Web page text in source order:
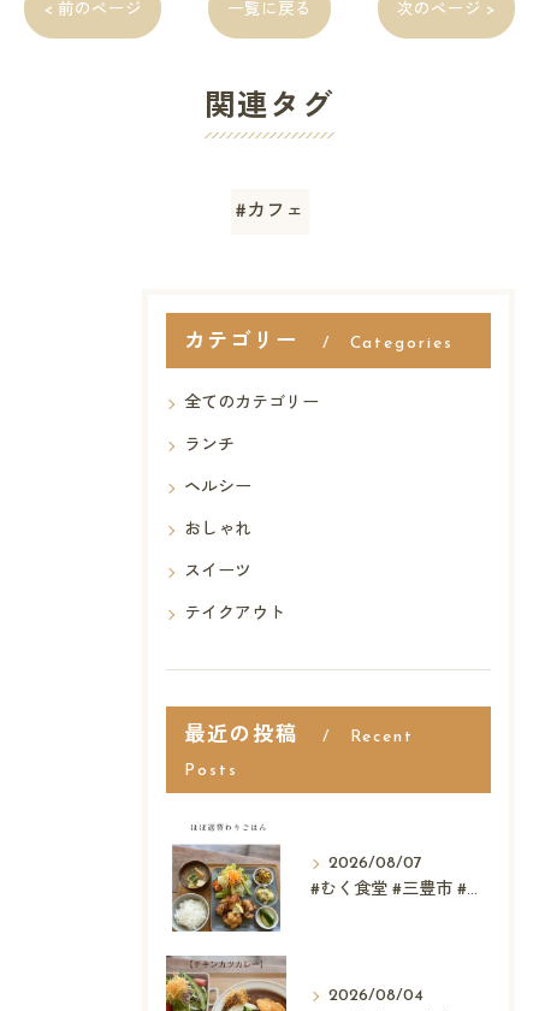
< 前のページ 一覧に戻る 次のページ >
関連タグ
#カフェ
カテゴリー Categories
全てのカテゴリー
ランチ
ヘルシー
おしゃれ
スイーツ
テイクアウト
最近の投稿 Recent
Posts
2026/08/07
#むく食堂 #三豊市 #レストラン #テイクアウト #父...
2026/08/04